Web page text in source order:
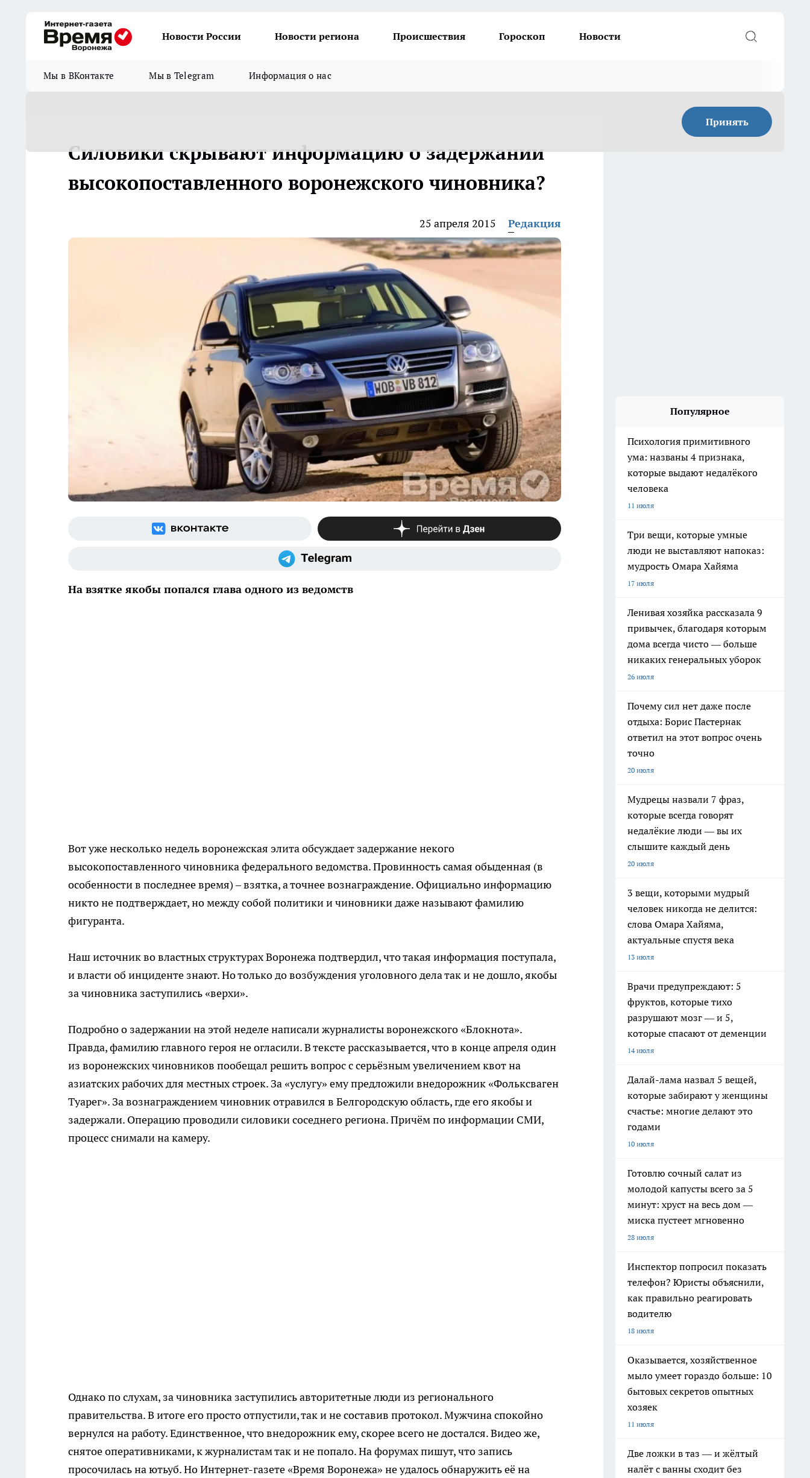
Новости России Новости региона Происшествия Гороскоп Новости
Мы в ВКонтакте Мы в Telegram Информация о нас
Принять
Силовики скрывают информацию о задержании
высокопоставленного воронежского чиновника?
25 апреля 2015 Редакция
На взятке якобы попался глава одного из ведомств
Вот уже несколько недель воронежская элита обсуждает задержание некого
высокопоставленного чиновника федерального ведомства. Провинность самая обыденная (в
особенности в последнее время) – взятка, а точнее вознаграждение. Официально информацию
никто не подтверждает, но между собой политики и чиновники даже называют фамилию
фигуранта.
Наш источник во властных структурах Воронежа подтвердил, что такая информация поступала,
и власти об инциденте знают. Но только до возбуждения уголовного дела так и не дошло, якобы
за чиновника заступились «верхи».
Подробно о задержании на этой неделе написали журналисты воронежского «Блокнота».
Правда, фамилию главного героя не огласили. В тексте рассказывается, что в конце апреля один
из воронежских чиновников пообещал решить вопрос с серьёзным увеличением квот на
азиатских рабочих для местных строек. За «услугу» ему предложили внедорожник «Фольксваген
Туарег». За вознаграждением чиновник отравился в Белгородскую область, где его якобы и
задержали. Операцию проводили силовики соседнего региона. Причём по информации СМИ,
процесс снимали на камеру.
Однако по слухам, за чиновника заступились авторитетные люди из регионального
правительства. В итоге его просто отпустили, так и не составив протокол. Мужчина спокойно
вернулся на работу. Единственное, что внедорожник ему, скорее всего не достался. Видео же,
снятое оперативниками, к журналистам так и не попало. На форумах пишут, что запись
просочилась на ютьуб. Но Интернет-газете «Время Воронежа» не удалось обнаружить её на
Популярное
Психология примитивного
ума: названы 4 признака,
которые выдают недалёкого
человека
11 июля
Три вещи, которые умные
люди не выставляют напоказ:
мудрость Омара Хайяма
17 июля
Ленивая хозяйка рассказала 9
привычек, благодаря которым
дома всегда чисто — больше
никаких генеральных уборок
26 июля
Почему сил нет даже после
отдыха: Борис Пастернак
ответил на этот вопрос очень
точно
20 июля
Мудрецы назвали 7 фраз,
которые всегда говорят
недалёкие люди — вы их
слышите каждый день
20 июля
3 вещи, которыми мудрый
человек никогда не делится:
слова Омара Хайяма,
актуальные спустя века
13 июля
Врачи предупреждают: 5
фруктов, которые тихо
разрушают мозг — и 5,
которые спасают от деменции
14 июля
Далай-лама назвал 5 вещей,
которые забирают у женщины
счастье: многие делают это
годами
10 июля
Готовлю сочный салат из
молодой капусты всего за 5
минут: хруст на весь дом —
миска пустеет мгновенно
28 июля
Инспектор попросил показать
телефон? Юристы объяснили,
как правильно реагировать
водителю
18 июля
Оказывается, хозяйственное
мыло умеет гораздо больше: 10
бытовых секретов опытных
хозяек
11 июля
Две ложки в таз — и жёлтый
налёт с ванны сходит без